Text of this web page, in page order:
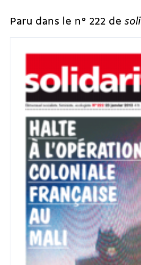
Paru dans le n° 222 de